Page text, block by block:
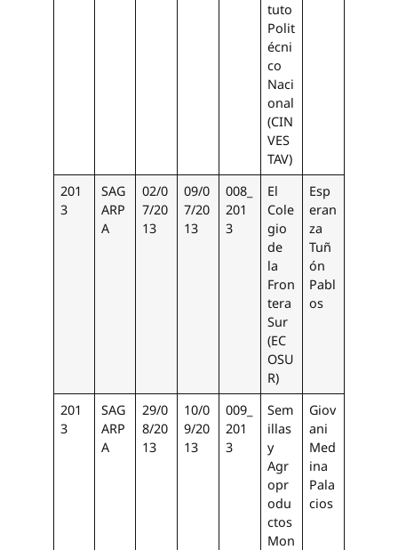
tuto
Polit
écni
co
Naci
onal
(CIN
VES
TAV)
201
3
SAG
ARP
A
02/0
7/20
13
09/0
7/20
13
008_
201
3
El
Cole
gio
de
la
Fron
tera
Sur
(EC
OSU
R)
Esp
eran
za
Tuñ
ón
Pabl
os
201
3
SAG
ARP
A
29/0
8/20
13
10/0
9/20
13
009_
201
3
Sem
illas
y
Agr
opr
odu
ctos
Mon
Giov
ani
Med
ina
Pala
cios